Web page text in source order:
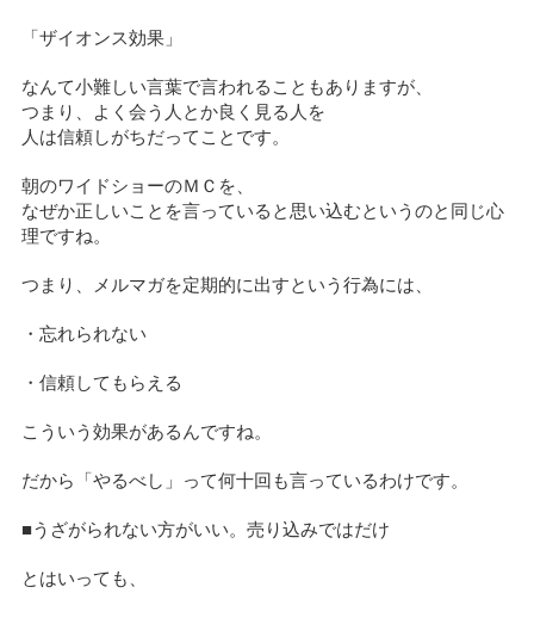
「ザイオンス効果」
なんて小難しい言葉で言われることもありますが、
つまり、よく会う人とか良く見る人を
人は信頼しがちだってことです。
朝のワイドショーのＭＣを、
なぜか正しいことを言っていると思い込むというのと同じ心
理ですね。
つまり、メルマガを定期的に出すという行為には、
・忘れられない
・信頼してもらえる
こういう効果があるんですね。
だから「やるべし」って何十回も言っているわけです。
■うざがられない方がいい。売り込みではだけ
とはいっても、